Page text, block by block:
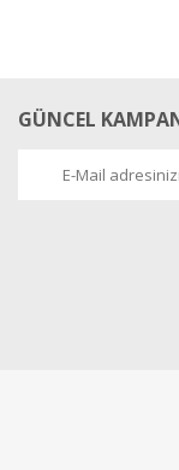
GÜNCEL